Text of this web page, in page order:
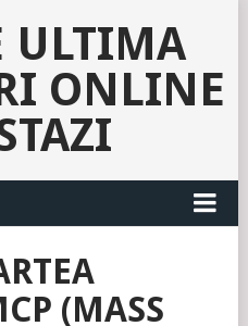
ULTIMA
ONLINE
(MASS